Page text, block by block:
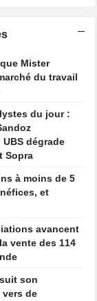
Mister
du travail
du jour :
dégrade
Sopra
à moins de 5
et
avancent
vente des 114
son
de